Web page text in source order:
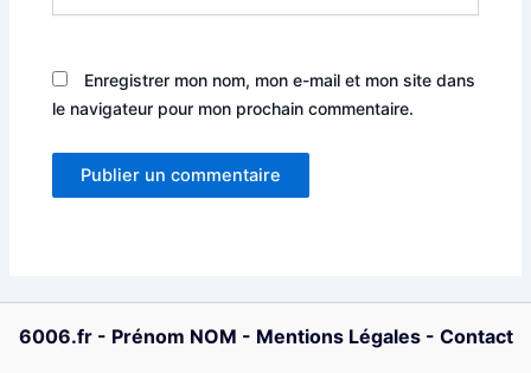
Enregistrer mon nom, mon e-mail et mon site dans
le navigateur pour mon prochain commentaire.
6006.fr- Prénom NOM - Mentions Légales- Contact